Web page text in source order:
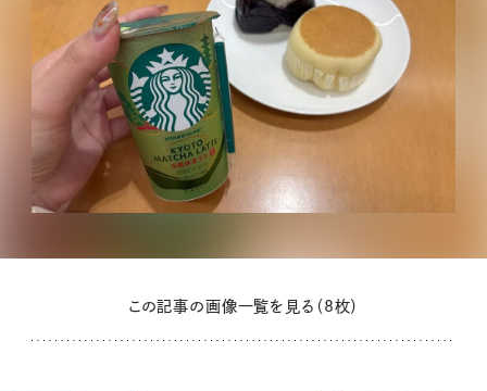
この記事の画像一覧を見る（8枚）